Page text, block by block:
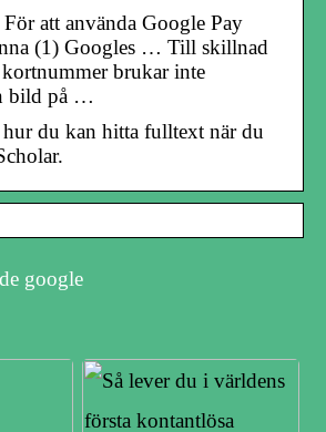
att använda Google Pay
(1) Googles … Till skillnad
brukar inte
bild på …
du kan hitta fulltext när du
google